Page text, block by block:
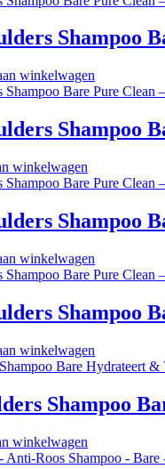
Shampoo
winkelwagen
Shampoo
winkelwagen
Shampoo
winkelwagen
Shampoo
winkelwagen
Shampoo
winkelwagen